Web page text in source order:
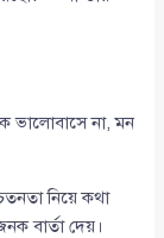
ভালোবাসে না, মন
নিয়ে কথা
বার্তা দেয়।